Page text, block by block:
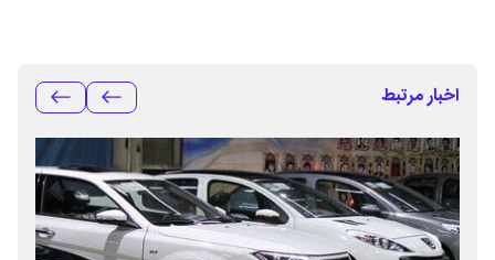
اخبار مرتبط